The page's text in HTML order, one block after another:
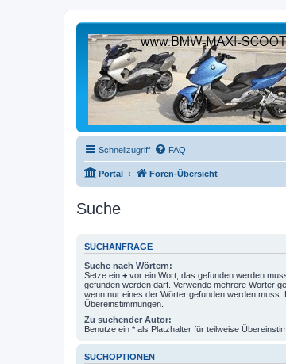
Schnellzugriff FAQ
Portal Foren-Übersicht
Suche
SUCHANFRAGE
Suche nach Wörtern:
Setze ein + vor ein Wort, das gefunden werden
gefunden werden darf. Verwende mehrere Wörter
wenn nur eines der Wörter gefunden werden muss.
Übereinstimmungen.
Zu suchender Autor:
Benutze ein * als Platzhalter für teilweise
SUCHOPTIONEN